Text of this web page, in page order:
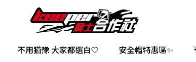
不用猶豫 大家都選白🤍 安全帽特惠區✨